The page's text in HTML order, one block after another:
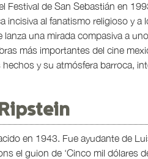
Festival de San Sebastián en
incisiva al fanatismo religioso y
lanza una mirada compasiva a
más importantes del cine
y su atmósfera barroca,
en 1943. Fue ayudante de
el guion de ‘Cinco mil dólares